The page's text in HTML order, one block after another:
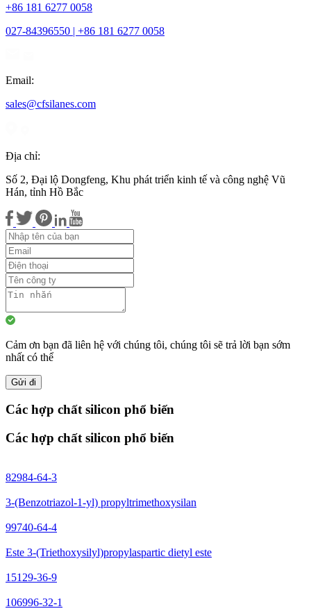
+86 181 6277 0058
027-84396550 | +86 181 6277 0058
Email:
sales@cfsilanes.com
Địa chỉ:
Số 2, Đại lộ Dongfeng, Khu phát triển kinh tế và công nghệ Vũ
Hán, tỉnh Hồ Bắc
Cảm ơn bạn đã liên hệ với chúng tôi, chúng tôi sẽ trả lời bạn sớm
nhất có thể
Gửi đi
Các hợp chất silicon phổ biến
Các hợp chất silicon phổ biến
82984-64-3
3-(Benzotriazol-1-yl) propyltrimethoxysilan
99740-64-4
Este 3-(Triethoxysilyl)propylaspartic dietyl este
15129-36-9
106996-32-1